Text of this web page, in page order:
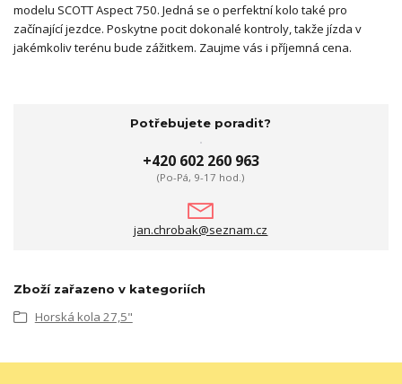
modelu SCOTT Aspect 750. Jedná se o perfektní kolo také pro
začínající jezdce. Poskytne pocit dokonalé kontroly, takže jízda v
jakémkoliv terénu bude zážitkem. Zaujme vás i příjemná cena.
Potřebujete poradit?
+420 602 260 963
(Po-Pá, 9-17 hod.)
jan.chrobak@seznam.cz
Zboží zařazeno v kategoriích
Horská kola 27,5"